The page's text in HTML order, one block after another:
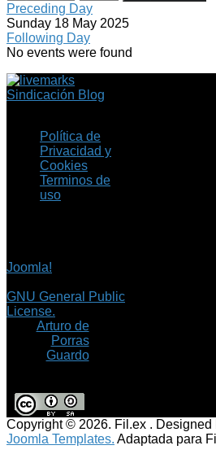
Preceding Day
Sunday 18 May 2025
Following Day
No events were found
Sindicación Blog
Política de
Privacidad y
Cookies
Terminos de
uso
Joomla!
GNU General Public
License.
Arturo de
Porras
Guardo
Copyright © 2026. Fil.ex . Designed
Joomla Templates. Adaptada para